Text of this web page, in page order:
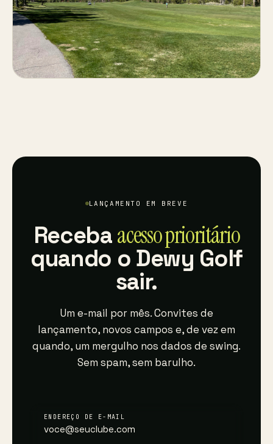
LANÇAMENTO EM BREVE
Recebaacesso prioritário
quando o Dewy Golf
sair.
Um e-mail por mês. Convites de
lançamento, novos campos e, de vez em
quando, um mergulho nos dados de swing.
Sem spam, sem barulho.
ENDEREÇO DE E-MAIL